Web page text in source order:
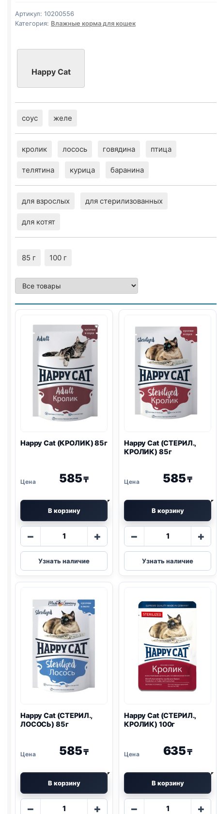
85г
Артикул: 10200556
Категория: Влажные корма для кошек
Happy Cat
соус желе
кролик лосось говядина птица
телятина курица баранина
для взрослых для стерилизованных
для котят
85 г 100 г
Happy Cat (КРОЛИК) 85г
585₸
В корзину
−
Количество
Happy
Cat
(КРОЛИК)
+
Узнать наличие
Happy Cat (СТЕРИЛ.,
КРОЛИК) 85г
585₸
В корзину
−
Количество
Happy
Cat
(СТЕРИЛ.,
+
Узнать наличие
Happy Cat (СТЕРИЛ.,
ЛОСОСЬ) 85г
585₸
В корзину
−
Количество
+
Happy Cat (СТЕРИЛ.,
КРОЛИК) 100г
635₸
В корзину
−
Количество
+